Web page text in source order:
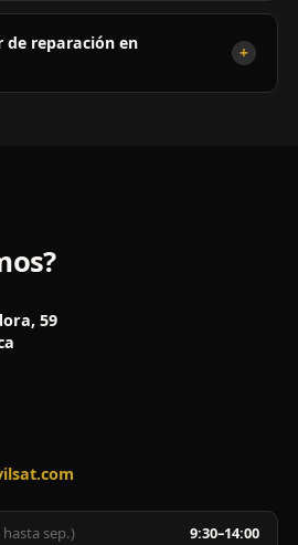
de reparación en
+
59
sep.) 9:30–14:00